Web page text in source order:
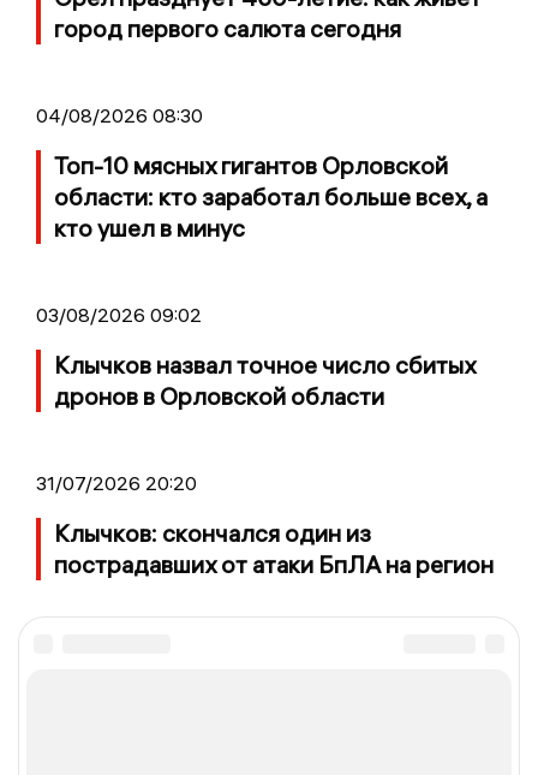
город первого салюта сегодня
04/08/2026 08:30
Топ-10 мясных гигантов Орловской
области: кто заработал больше всех, а
кто ушел в минус
03/08/2026 09:02
Клычков назвал точное число сбитых
дронов в Орловской области
31/07/2026 20:20
Клычков: скончался один из
пострадавших от атаки БпЛА на регион